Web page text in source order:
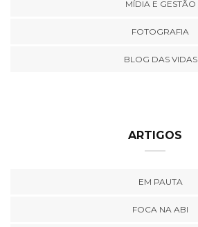
MÍDIA E GESTÃO
FOTOGRAFIA
BLOG DAS VIDAS
ARTIGOS
EM PAUTA
FOCA NA ABI